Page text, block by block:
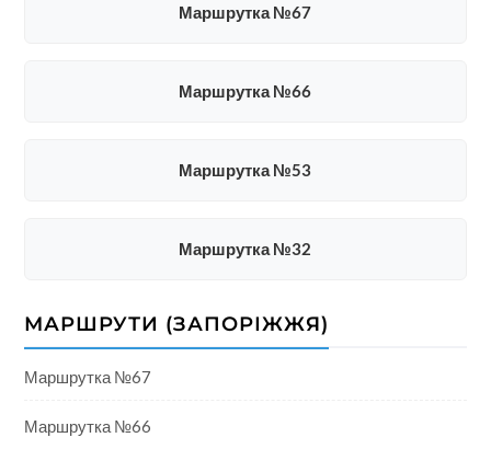
Маршрутка №67
Маршрутка №66
Маршрутка №53
Маршрутка №32
МАРШРУТИ (ЗАПОРІЖЖЯ)
Маршрутка №67
Маршрутка №66